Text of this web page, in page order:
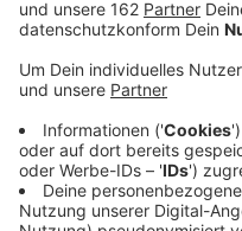
Veröffentlicht:Freitag,
In Dorsten wollte in der
Wanderschaft gehen.